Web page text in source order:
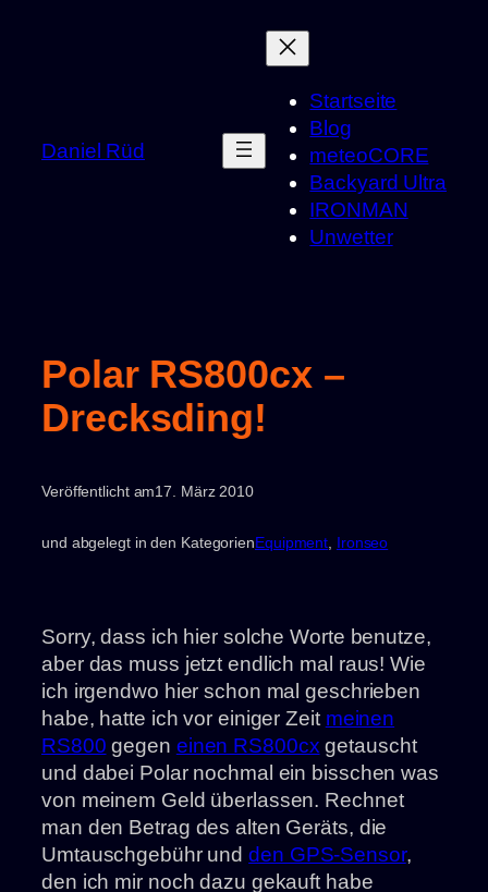
Daniel Rüd
Startseite
Blog
meteoCORE
Backyard Ultra
IRONMAN
Unwetter
Polar RS800cx –
Drecksding!
Veröffentlicht am17. März 2010
und abgelegt in den KategorienEquipment Ironseo
Sorry, dass ich hier solche Worte benutze,
aber das muss jetzt endlich mal raus! Wie
ich irgendwo hier schon mal geschrieben
habe, hatte ich vor einiger Zeit meinen
RS800 gegen einen RS800cx getauscht
und dabei Polar nochmal ein bisschen was
von meinem Geld überlassen. Rechnet
man den Betrag des alten Geräts, die
Umtauschgebühr undden GPS-Sensor,
den ich mir noch dazu gekauft habe